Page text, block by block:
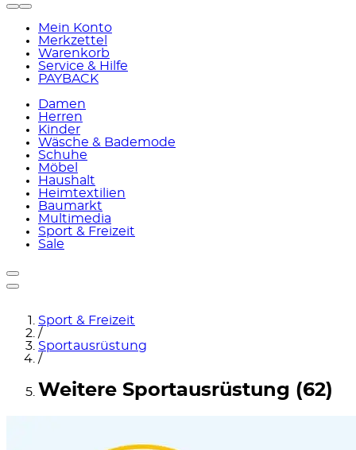
Mein Konto
Merkzettel
Warenkorb
Service & Hilfe
PAYBACK
Damen
Herren
Kinder
Wäsche & Bademode
Schuhe
Möbel
Haushalt
Heimtextilien
Baumarkt
Multimedia
Sport & Freizeit
Sale
Sport & Freizeit
/
Sportausrüstung
/
Weitere Sportausrüstung (62)